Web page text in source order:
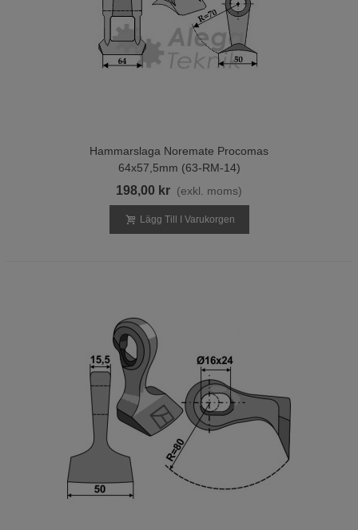
Hammarslaga Noremate Procomas
64x57,5mm (63-RM-14)
198,00 kr (exkl. moms)
Lägg Till I Varukorgen